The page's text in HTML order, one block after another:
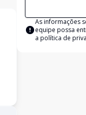
As informações
equipe possa
a política de